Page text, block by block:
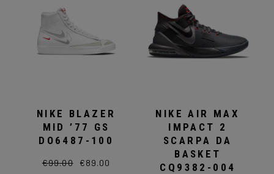
essere
scelte
nella
pagina
del
NIKE BLAZER
MID ’77 GS
DO6487-100
€99.00
Il€89.00
IlQuesto
NIKE AIR MAX
IMPACT 2
SCARPA DA
BASKET
CQ9382-004